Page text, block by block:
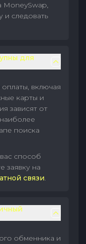
MoneySwap,
и следовать
для
включая
карты и
зависят от
поиска
способ
заявку на
связи.
обменника и